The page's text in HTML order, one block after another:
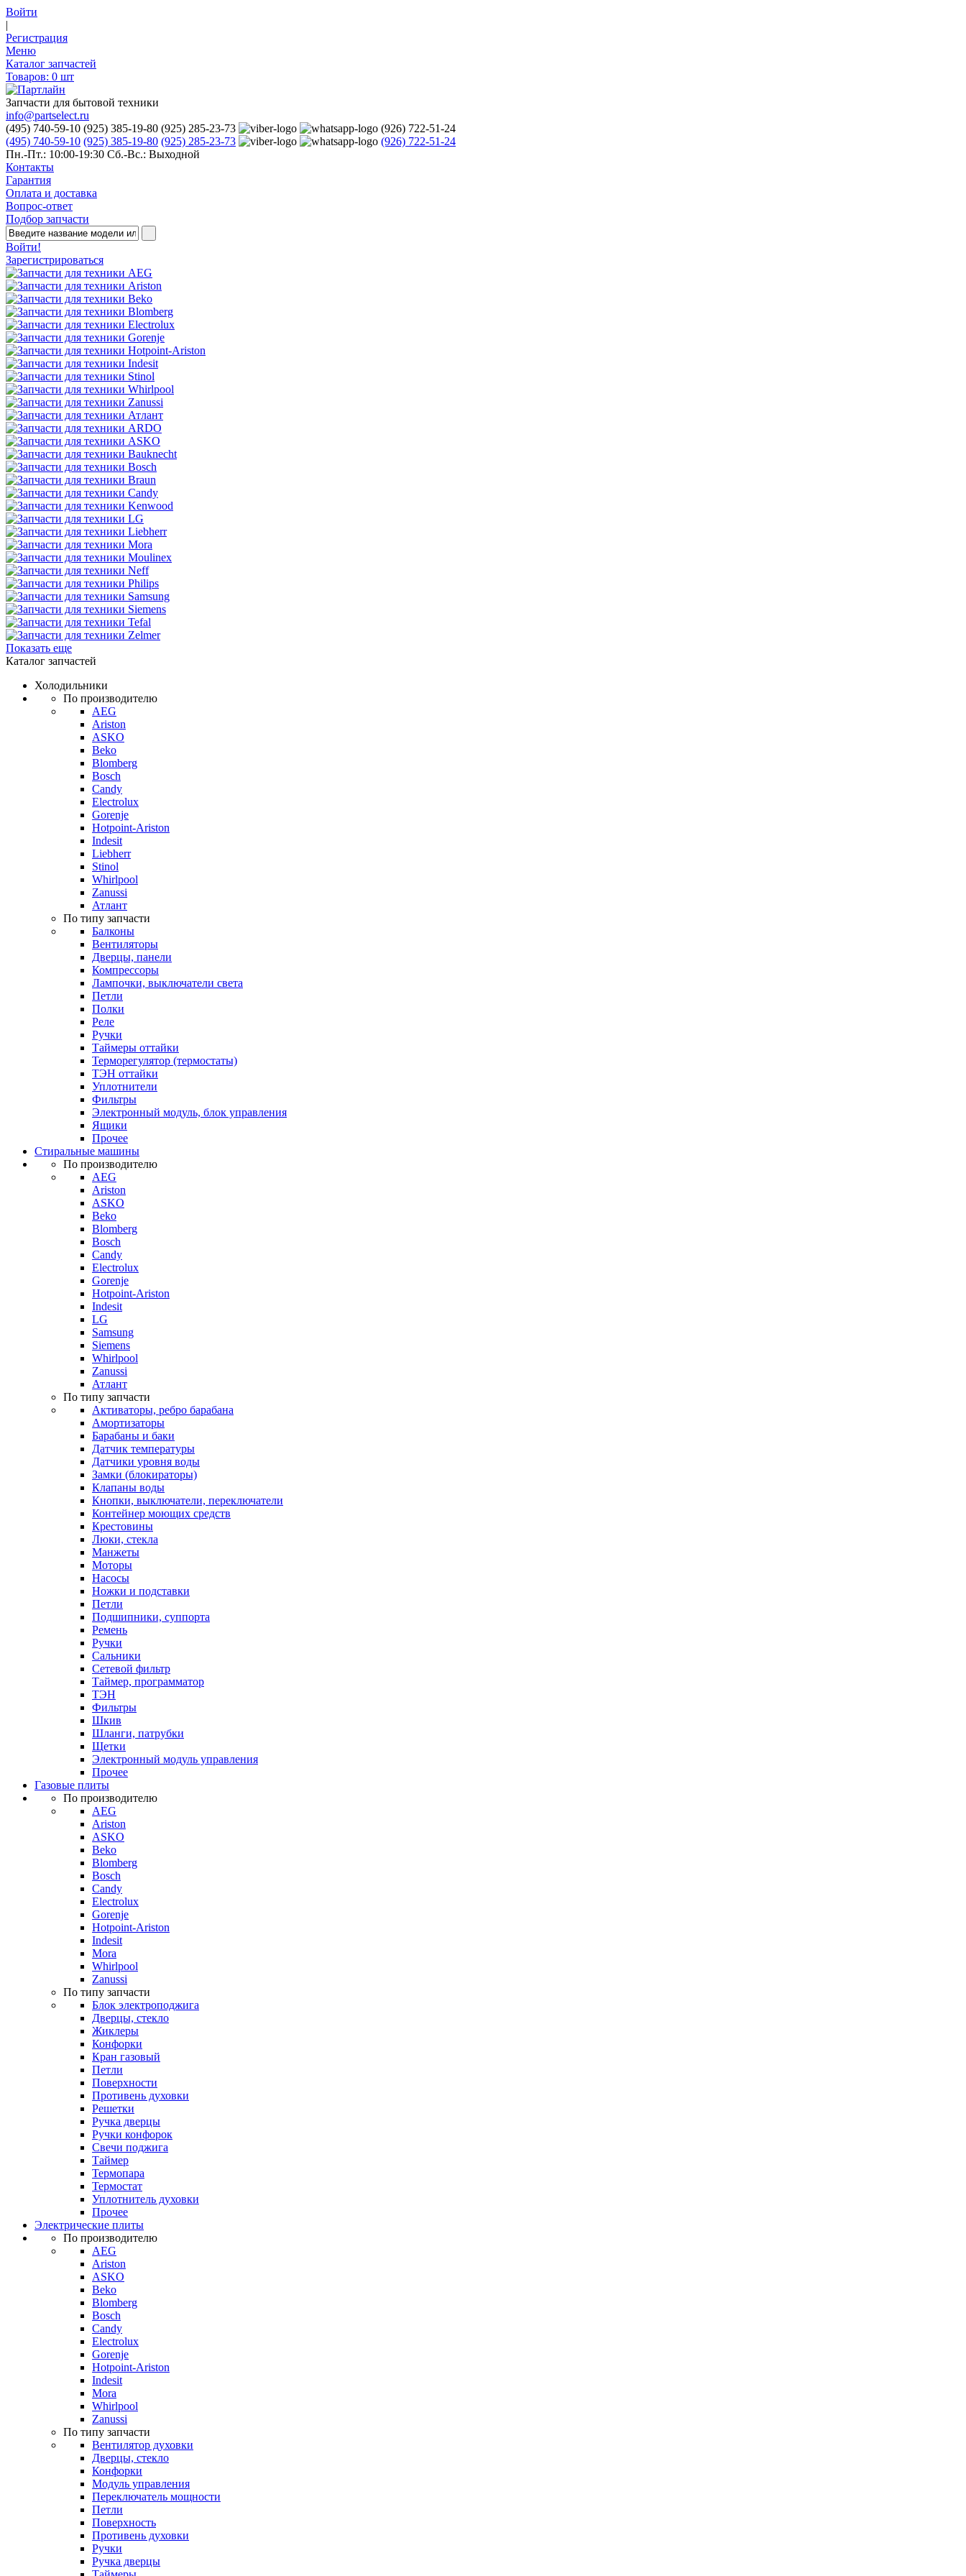
Войти
|
Регистрация
Меню
Каталог запчастей
Товаров: 0 шт
Запчасти для бытовой техники
info@partselect.ru
(495) 740-59-10 (925) 385-19-80 (925) 285-23-73
(926) 722-51-24
(495) 740-59-10 (925) 385-19-80 (925) 285-23-73
(926) 722-51-24
Пн.-Пт.: 10:00-19:30 Сб.-Вс.: Выходной
Контакты
Гарантия
Оплата и доставка
Вопрос-ответ
Подбор запчасти
Войти!
Зарегистрироваться
Показать еще
Каталог запчастей
Холодильники
По производителю
AEG
Ariston
ASKO
Beko
Blomberg
Bosch
Candy
Electrolux
Gorenje
Hotpoint-Ariston
Indesit
Liebherr
Stinol
Whirlpool
Zanussi
Атлант
По типу запчасти
Балконы
Вентиляторы
Дверцы, панели
Компрессоры
Лампочки, выключатели света
Петли
Полки
Реле
Ручки
Таймеры оттайки
Терморегулятор (термостаты)
ТЭН оттайки
Уплотнители
Фильтры
Электронный модуль, блок управления
Ящики
Прочее
Стиральные машины
По производителю
AEG
Ariston
ASKO
Beko
Blomberg
Bosch
Candy
Electrolux
Gorenje
Hotpoint-Ariston
Indesit
LG
Samsung
Siemens
Whirlpool
Zanussi
Атлант
По типу запчасти
Активаторы, ребро барабана
Амортизаторы
Барабаны и баки
Датчик температуры
Датчики уровня воды
Замки (блокираторы)
Клапаны воды
Кнопки, выключатели, переключатели
Контейнер моющих средств
Крестовины
Люки, стекла
Манжеты
Моторы
Насосы
Ножки и подставки
Петли
Подшипники, суппорта
Ремень
Ручки
Сальники
Сетевой фильтр
Таймер, программатор
ТЭН
Фильтры
Шкив
Шланги, патрубки
Щетки
Электронный модуль управления
Прочее
Газовые плиты
По производителю
AEG
Ariston
ASKO
Beko
Blomberg
Bosch
Candy
Electrolux
Gorenje
Hotpoint-Ariston
Indesit
Mora
Whirlpool
Zanussi
По типу запчасти
Блок электроподжига
Дверцы, стекло
Жиклеры
Конфорки
Кран газовый
Петли
Поверхности
Противень духовки
Решетки
Ручка дверцы
Ручки конфорок
Свечи поджига
Таймер
Термопара
Термостат
Уплотнитель духовки
Прочее
Электрические плиты
По производителю
AEG
Ariston
ASKO
Beko
Blomberg
Bosch
Candy
Electrolux
Gorenje
Hotpoint-Ariston
Indesit
Mora
Whirlpool
Zanussi
По типу запчасти
Вентилятор духовки
Дверцы, стекло
Конфорки
Модуль управления
Переключатель мощности
Петли
Поверхность
Противень духовки
Ручки
Ручка дверцы